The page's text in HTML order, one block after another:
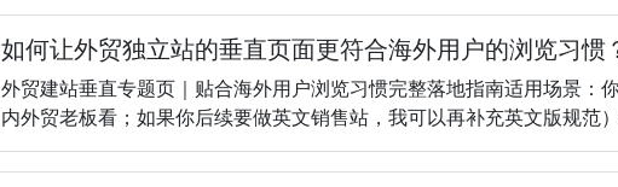
如何让外贸独立站的垂直页面更符合海外用户的浏览习惯
外贸建站垂直专题页｜贴合海外用户浏览习惯完整落地指南适用场景：
内外贸老板看；如果你后续要做英文销售站，我可以再补充英文版规范